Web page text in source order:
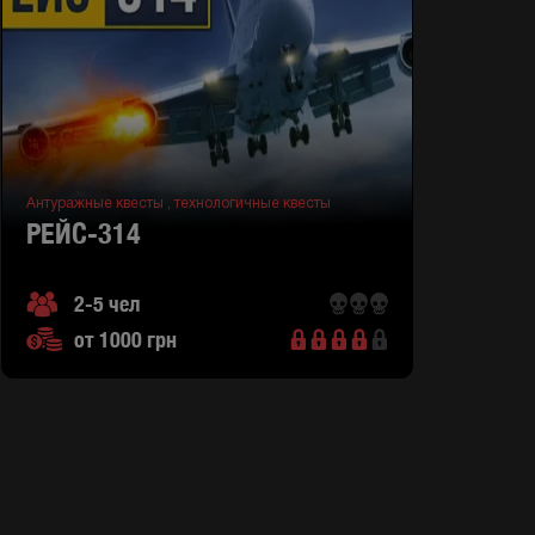
Антуражные квесты ,технологичные квесты
РЕЙС-314
2-5 чел
от 1000 грн